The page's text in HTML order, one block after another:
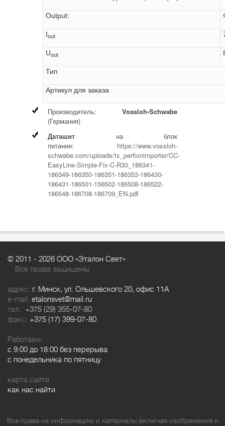
Output:
Iout
Uout
Тип ECXe
Артикул для заказа
Производитель: Vossloh-Schwabe
(Германия)
Даташит на блок
питания: https://www.vossloh-
schwabe.com/uploads/tx_perfionimporter/CC-
EasyLine-Simple-Fix-C-R30_186341-
186349-186350-186351-186353-186430-
186431-186501-156502-186508-186522-
186548-186708-186709_EN.pdf
© 2011 - 2026 ООО «Эталон Свет»
Все права защищены
адрес: г. Минск, ул. Ольшевского 20, офис 11А
e-mail: etalonsvet@mail.ru
тел.: +375 (29) 355-07-80
факс: +375 (17) 399-07-80
Работаем:
с 9:00 до 18:00 без перерыва
с понедельника по пятницу
карта сайта
как нас найти
Все права на информацию и материалы (включая изображения и